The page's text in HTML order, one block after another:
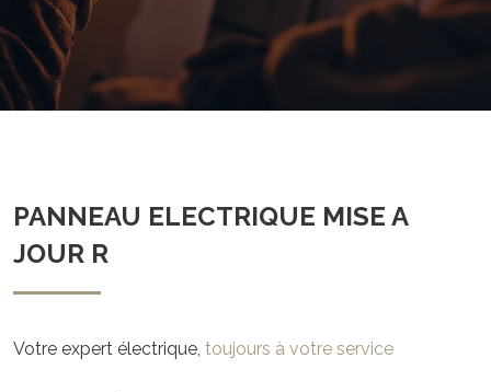
PANNEAU ELECTRIQUE MISE A
JOUR R
Votre expert électrique, toujours à votre service